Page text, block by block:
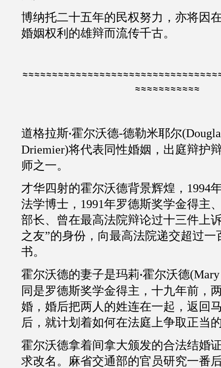
博纳托二十五年的民权努力，亦将因
婚姻权利的雄辩而流传千古。
≈≈≈≈≈≈≈≈≈≈≈
道格拉斯·霍尔沃德-德勒米耶尔(
Driemier)将代表同性婚姻，出庭辩护
师之一。
才华四射的霍尔沃德背景辉煌， 1994
法学博士， 1991年罗德斯奖学金得主
部长、曾在最高法院辩论过十三件上
之友”的身份，向最高法院递交超过一
书。
霍尔沃德的妻子是玛莉·霍尔沃德
同是罗德斯奖学金得主， 十九年前，
婚，婚后把两人的姓连在一起，返回
后，就计划着如何在法庭上争取正当
霍尔沃德拿着间拿大颁发的合法结婚
求改名。麻省交通部的官员研究一番